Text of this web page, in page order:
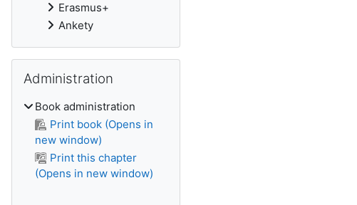
Erasmus+
Ankety
Administration
Book administration
Print book (Opens in
new window)
Print this chapter
(Opens in new window)